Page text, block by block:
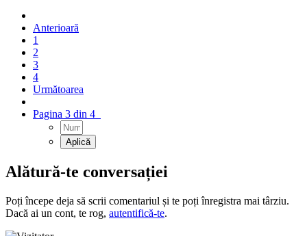
Anterioară
1
2
3
4
Următoarea
Pagina 3 din 4
Alătură-te conversației
Poți începe deja să scrii comentariul și te poți înregistra mai târziu.
Dacă ai un cont, te rog, autentifică-te.